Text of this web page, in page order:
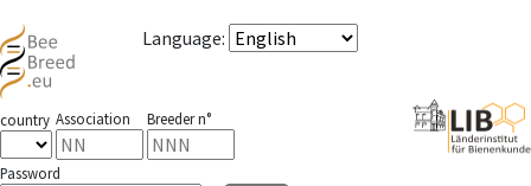
Language:
country Association Breeder n°
Password